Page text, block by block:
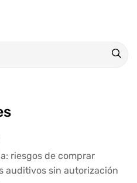
riesgos de comprar
auditivos sin autorización